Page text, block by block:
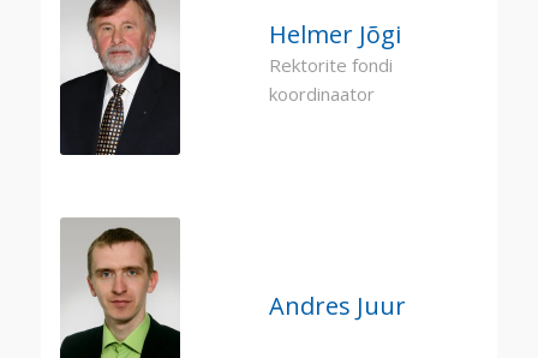
Helmer Jõgi
Rektorite fondi
koordinaator
Andres Juur